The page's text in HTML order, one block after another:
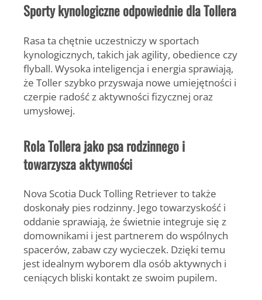
Sporty kynologiczne odpowiednie dla Tollera
Rasa ta chętnie uczestniczy w sportach
kynologicznych, takich jak agility, obedience czy
flyball. Wysoka inteligencja i energia sprawiają,
że Toller szybko przyswaja nowe umiejętności i
czerpie radość z aktywności fizycznej oraz
umysłowej.
Rola Tollera jako psa rodzinnego i
towarzysza aktywności
Nova Scotia Duck Tolling Retriever to także
doskonały pies rodzinny. Jego towarzyskość i
oddanie sprawiają, że świetnie integruje się z
domownikami i jest partnerem do wspólnych
spacerów, zabaw czy wycieczek. Dzięki temu
jest idealnym wyborem dla osób aktywnych i
ceniących bliski kontakt ze swoim pupilem.